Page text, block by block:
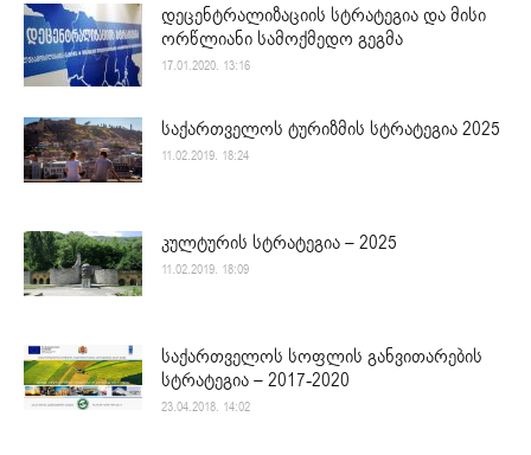
დეცენტრალიზაციის სტრატეგია და მისი
ორწლიანი სამოქმედო გეგმა
17.01.2020. 13:16
საქართველოს ტურიზმის სტრატეგია 2025
11.02.2019. 18:24
კულტურის სტრატეგია – 2025
11.02.2019. 18:09
საქართველოს სოფლის განვითარების
სტრატეგია – 2017-2020
23.04.2018. 14:02